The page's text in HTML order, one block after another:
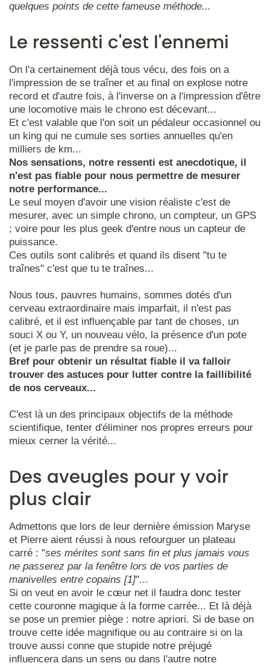
quelques points de cette fameuse méthode...
Le ressenti c'est l'ennemi
On l'a certainement déjà tous vécu, des fois on a
l'impression de se traîner et au final on explose notre
record et d'autre fois, à l'inverse on a l'impression d'être
une locomotive mais le chrono est décevant...
Et c'est valable que l'on soit un pédaleur occasionnel ou
un king qui ne cumule ses sorties annuelles qu'en
milliers de km...
Nos sensations, notre ressenti est anecdotique, il
n'est pas fiable pour nous permettre de mesurer
notre performance...
Le seul moyen d'avoir une vision réaliste c'est de
mesurer, avec un simple chrono, un compteur, un GPS
; voire pour les plus geek d'entre nous un capteur de
puissance.
Ces outils sont calibrés et quand ils disent "tu te
traînes" c'est que tu te traînes...
Nous tous, pauvres humains, sommes dotés d'un
cerveau extraordinaire mais imparfait, il n'est pas
calibré, et il est influençable par tant de choses, un
souci X ou Y, un nouveau vélo, la présence d'un pote
(et je parle pas de prendre sa roue)...
Bref pour obtenir un résultat fiable il va falloir
trouver des astuces pour lutter contre la faillibilité
de nos cerveaux...
C'est là un des principaux objectifs de la méthode
scientifique, tenter d'éliminer nos propres erreurs pour
mieux cerner la vérité...
Des aveugles pour y voir
plus clair
Admettons que lors de leur dernière émission Maryse
et Pierre aient réussi à nous refourguer un plateau
carré : "ses mérites sont sans fin et plus jamais vous
ne passerez par la fenêtre lors de vos parties de
manivelles entre copains [1]"...
Si on veut en avoir le cœur net il faudra donc tester
cette couronne magique à la forme carrée... Et là déjà
se pose un premier piège : notre apriori. Si de base on
trouve cette idée magnifique ou au contraire si on la
trouve aussi conne que stupide notre préjugé
influencera dans un sens ou dans l'autre notre